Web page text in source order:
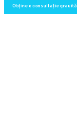
Obține o consultație grauită